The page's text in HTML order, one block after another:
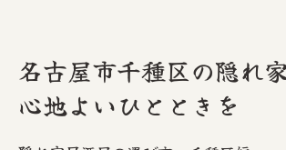
名古屋市千種区の隠れ
心地よいひとときを